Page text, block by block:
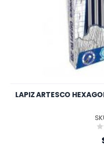
LAPIZ ARTESCO